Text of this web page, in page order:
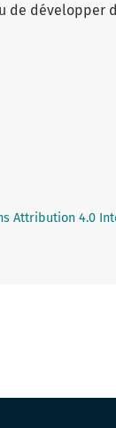
de développer
Attribution 4.0